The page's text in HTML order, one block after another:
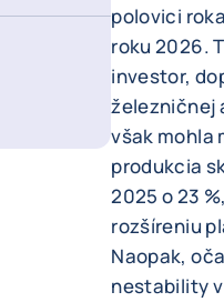
polovici
roku 2026.
investor,
železničnej
však mohla
produkcia
2025 o 23
rozšíreniu
Naopak,
nestability